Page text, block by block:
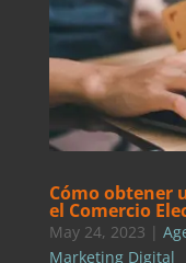
Cómo obtener
el Comercio
May 24, 2023 |
Marketing Digital